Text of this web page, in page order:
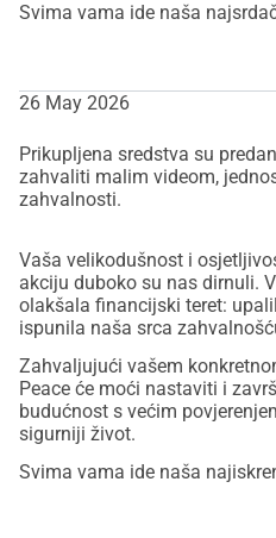
Svima vama ide naša
26 May 2026
Prikupljena sredstva su
zahvaliti malim videom,
zahvalnosti.
Vaša velikodušnost i
akciju duboko su nas dirnuli.
olakšala financijski teret:
ispunila naša srca
Zahvaljujući vašem
Peace će moći nastaviti i
budućnost s većim
sigurniji život.
Svima vama ide naša